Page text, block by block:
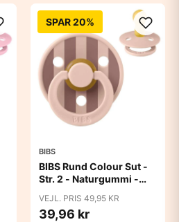
SPAR 20%
BIBS
BIBS Rund Colour Sut -
Str. 2 - Naturgummi -
Blush/Woodchuck
VEJL. PRIS 49,95 KR
39,96 kr